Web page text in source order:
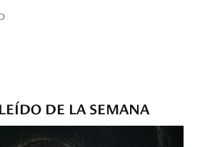
DE LA SEMANA